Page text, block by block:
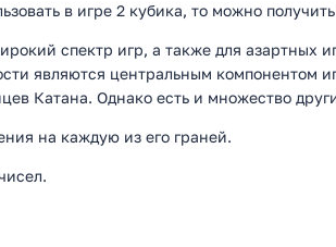
в игре 2 кубика, то можно
спектр игр, а также для азартных
являются центральным компонентом
Катана. Однако есть и множество
на каждую из его граней.